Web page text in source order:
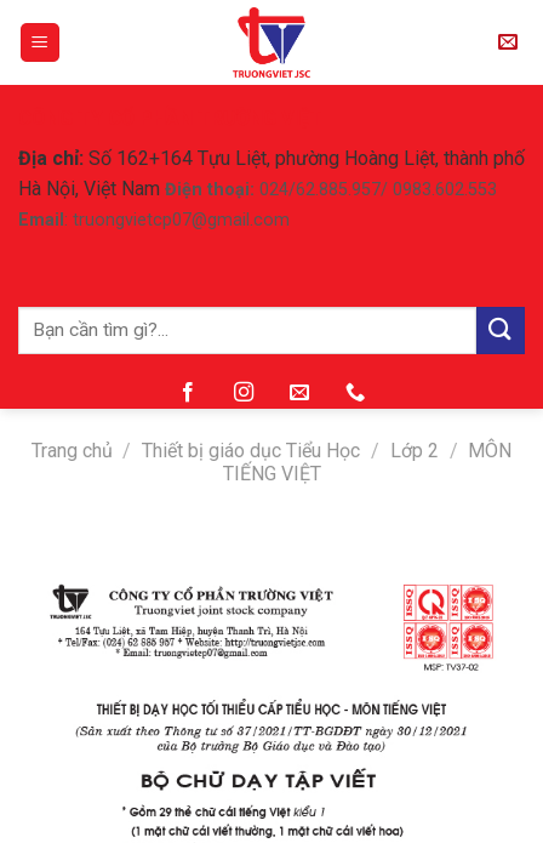
Địa chỉ: Số 162+164 Tựu Liệt, phường Hoàng Liệt, thành phố
Hà Nội, Việt Nam Điện thoại: 024/62.885.957/ 0983.602.553
Email : truongvietcp07@gmail.com
Tìm
Trang chủ / Thiết bị giáo dục Tiểu Học / Lớp 2 /
MÔN
TIẾNG VIỆT